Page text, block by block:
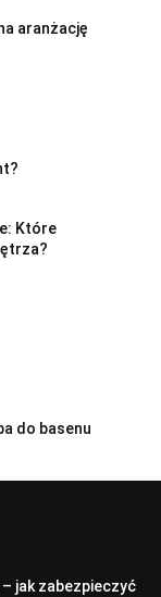
aranżację
Które
do basenu
jak zabezpieczyć